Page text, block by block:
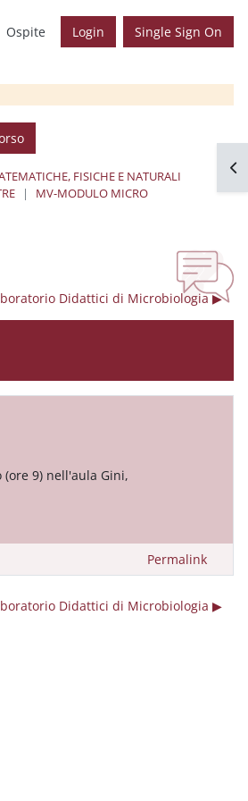
Ospite Login Single Sign On
FISICHE E NATURALI
MV-MODULO MICRO
Didattici di Microbiologia ▶︎
9) nell'aula Gini,
Permalink
Didattici di Microbiologia ▶︎